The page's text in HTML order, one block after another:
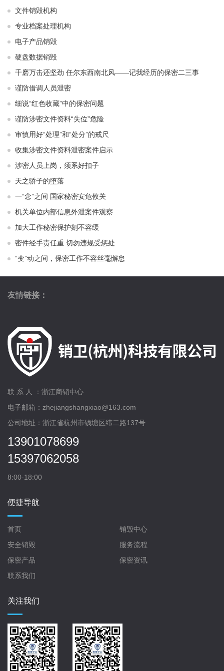
文件销毁机构
专业档案处理机构
电子产品销毁
硬盘数据销毁
千磨万击还坚劲 任尔东西南北风——记我经历的保密二三事
谨防借调人员泄密
细说“红色收藏”中的保密问题
谨防涉密文件资料“失位”危险
审慎用好“处理”和“处分”的戒尺
收集涉密文件资料泄密案件启示
涉密人员上岗，须系好扣子
天之骄子的堕落
一“念”之间 国家秘密安危攸关
机关单位内部信息外泄案件观察
加大工作秘密保护刻不容缓
密件经手责任重 切勿违规受惩处
“变”动之间，保密工作不容丝毫懈怠
友情链接：
联 系 人 ：浙江商销中心
电子邮箱：zhejiangshangxiao@163.com
公司地址：浙江省杭州市钱塘区纬二路137号
13901078699
15397062058
8:00-18:00
便捷导航
首页
销毁中心
安全销毁
服务流程
保密产品
保密资讯
联系我们
关注我们